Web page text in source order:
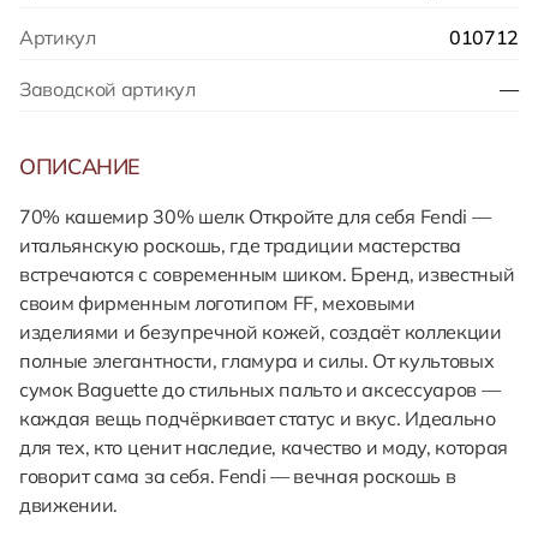
Артикул 010712
Заводской артикул —
ОПИСАНИЕ
70% кашемир 30% шелк Откройте для себя Fendi —
итальянскую роскошь, где традиции мастерства
встречаются с современным шиком. Бренд, известный
своим фирменным логотипом FF, меховыми
изделиями и безупречной кожей, создаёт коллекции
полные элегантности, гламура и силы. От культовых
сумок Baguette до стильных пальто и аксессуаров —
каждая вещь подчёркивает статус и вкус. Идеально
для тех, кто ценит наследие, качество и моду, которая
говорит сама за себя. Fendi — вечная роскошь в
движении.